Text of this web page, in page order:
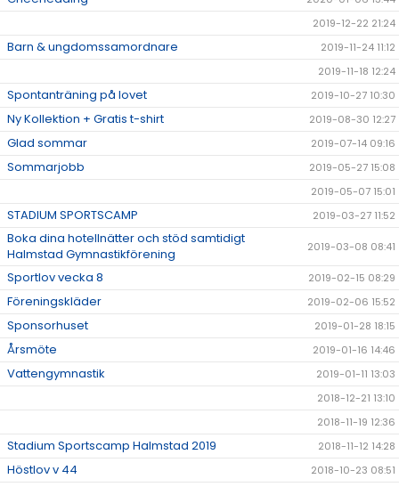
2019-12-22 21:24
Barn & ungdomssamordnare
2019-11-24 11:12
2019-11-18 12:24
Spontanträning på lovet 2019-10-27 10:30
Ny Kollektion + Gratis t-shirt 2019-08-30 12:27
Glad sommar 2019-07-14 09:16
Sommarjobb
2019-05-27 15:08
2019-05-07 15:01
STADIUM SPORTSCAMP 2019-03-27 11:52
Boka dina hotellnätter och stöd samtidigt
Halmstad Gymnastikförening
2019-03-08 08:41
Sportlov vecka 8 2019-02-15 08:29
Föreningskläder 2019-02-06 15:52
Sponsorhuset 2019-01-28 18:15
Årsmöte 2019-01-16 14:46
Vattengymnastik
2019-01-11 13:03
2018-12-21 13:10
2018-11-19 12:36
Stadium Sportscamp Halmstad 2019 2018-11-12 14:28
Höstlov v 44 2018-10-23 08:51